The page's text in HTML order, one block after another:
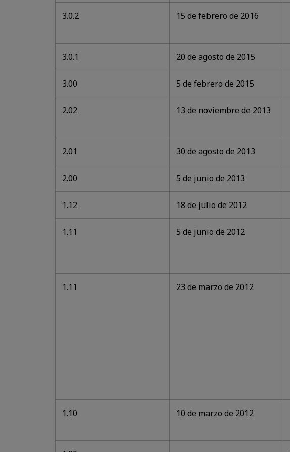
3.0.2 15 de febrero de 2016
3.0.1 20 de agosto de 2015
3.00 5 de febrero de 2015
2.02 13 de noviembre de 2013
2.01 30 de agosto de 2013
2.00 5 de junio de 2013
1.12 18 de julio de 2012
1.11 5 de junio de 2012
1.11 23 de marzo de 2012
1.10 10 de marzo de 2012